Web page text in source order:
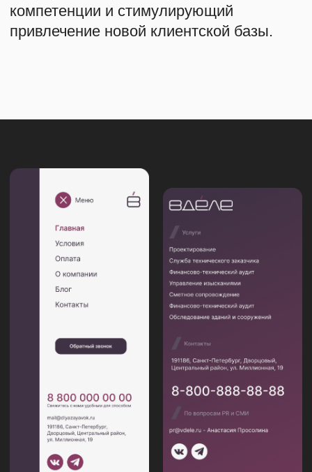
Создайте сайт для
своего бизнеса
инструмент, транслирующий
уникальность и ключевые ценности
зависит первое впечатление аудитории
и уровень доверия потенциальных
клиентов. Студия KUT Media
специализируется на разработке
сайтов различного уровня
сложности — от лаконичных